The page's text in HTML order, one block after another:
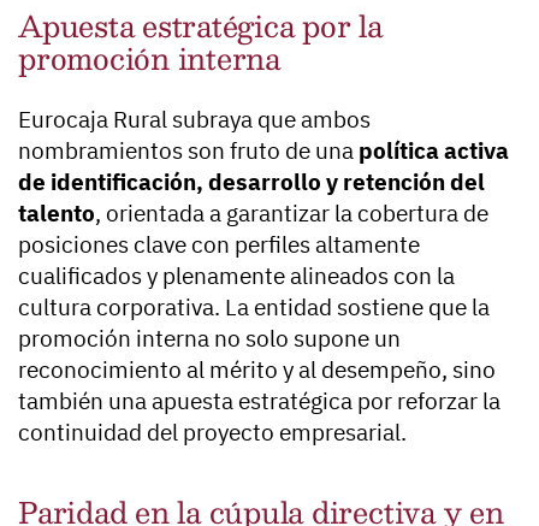
Apuesta estratégica por la
promoción interna
Eurocaja Rural subraya que ambos
nombramientos son fruto de una política activa
de identificación, desarrollo y retención del
talento, orientada a garantizar la cobertura de
posiciones clave con perfiles altamente
cualificados y plenamente alineados con la
cultura corporativa. La entidad sostiene que la
promoción interna no solo supone un
reconocimiento al mérito y al desempeño, sino
también una apuesta estratégica por reforzar la
continuidad del proyecto empresarial.
Paridad en la cúpula directiva y en